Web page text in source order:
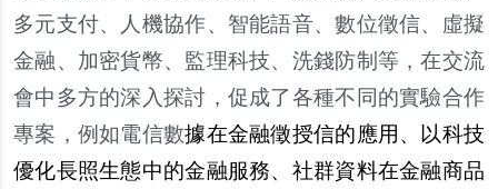
多元支付、人機協作、智能語音、數位徵信、虛擬
金融、加密貨幣、監理科技、洗錢防制等，在交流
會中多方的深入探討，促成了各種不同的實驗合作
專案，例如電信數據在金融徵授信的應用、以科技
優化長照生態中的金融服務、社群資料在金融商品